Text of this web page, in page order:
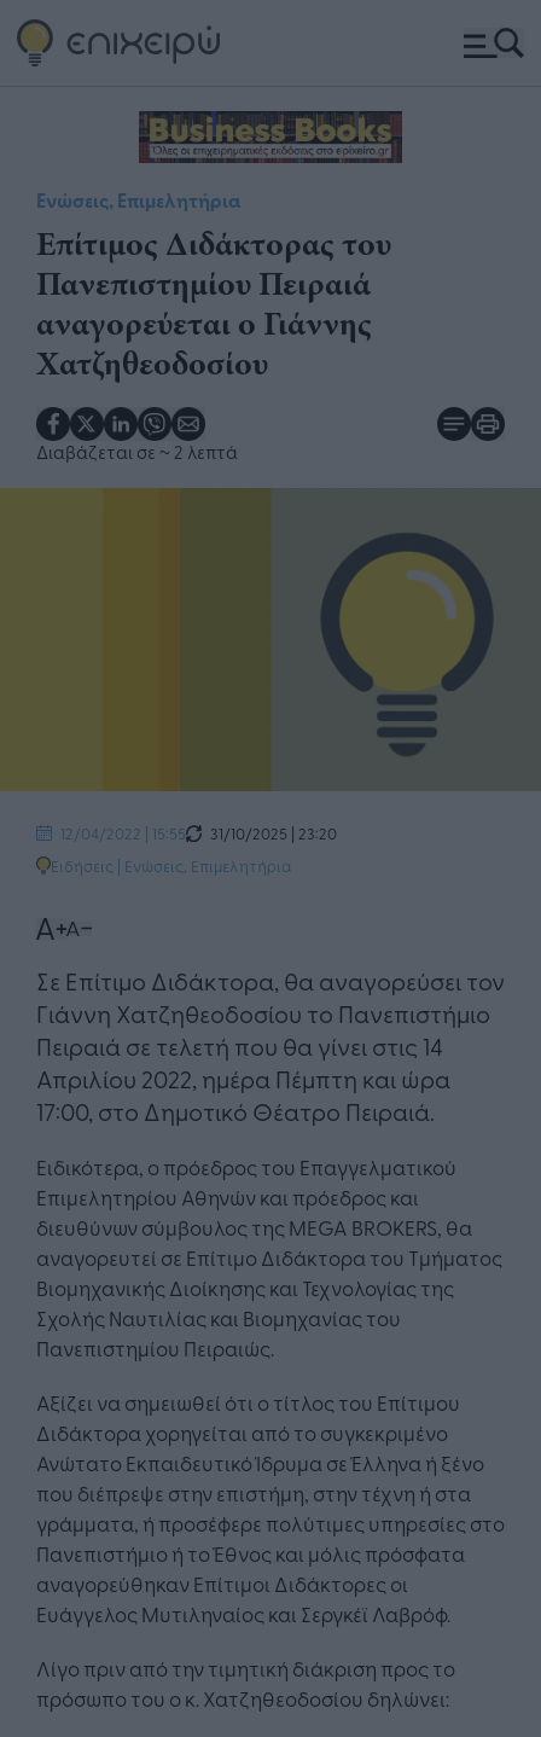
Ενώσεις, Επιμελητήρια
Επίτιμος Διδάκτορας του
Πανεπιστημίου Πειραιά
αναγορεύεται ο Γιάννης
Χατζηθεοδοσίου
Διαβάζεται σε ~ 2 λεπτά
12/04/2022 | 15:55
31/10/2025 | 23:20
Ειδήσεις | Ενώσεις, Επιμελητήρια
Σε Επίτιμο Διδάκτορα, θα αναγορεύσει τον
Γιάννη Χατζηθεοδοσίου το Πανεπιστήμιο
Πειραιά σε τελετή που θα γίνει στις 14
Απριλίου 2022, ημέρα Πέμπτη και ώρα
17:00, στο Δημοτικό Θέατρο Πειραιά.
Ειδικότερα, ο πρόεδρος του Επαγγελματικού
Επιμελητηρίου Αθηνών και πρόεδρος και
διευθύνων σύμβουλος της MEGA BROKERS, θα
αναγορευτεί σε Επίτιμο Διδάκτορα του Τμήματος
Βιομηχανικής Διοίκησης και Τεχνολογίας της
Σχολής Ναυτιλίας και Βιομηχανίας του
Πανεπιστημίου Πειραιώς.
Αξίζει να σημειωθεί ότι ο τίτλος του Επίτιμου
Διδάκτορα χορηγείται από το συγκεκριμένο
Ανώτατο Εκπαιδευτικό Ίδρυμα σε Έλληνα ή ξένο
που διέπρεψε στην επιστήμη, στην τέχνη ή στα
γράμματα, ή προσέφερε πολύτιμες υπηρεσίες στο
Πανεπιστήμιο ή το Έθνος και μόλις πρόσφατα
αναγορεύθηκαν Επίτιμοι Διδάκτορες οι
Ευάγγελος Μυτιληναίος και Σεργκέϊ Λαβρόφ.
Λίγο πριν από την τιμητική διάκριση προς το
πρόσωπο του ο κ. Χατζηθεοδοσίου δηλώνει: